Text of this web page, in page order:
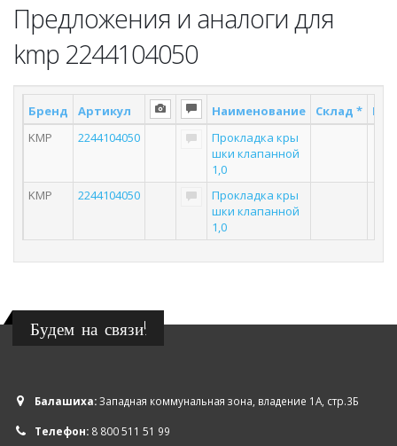
Предложения и аналоги для
kmp 2244104050
Бренд Артикул Наименование Склад *
KMP
2244104050
Прокладка кры
шки клапанной
1,0
KMP 2244104050
Прокладка кры
шки клапанной
1,0
Будем на связи!
Балашиха:Западная коммунальная зона, владение 1А, стр.3Б
Телефон: 8 800 511 51 99